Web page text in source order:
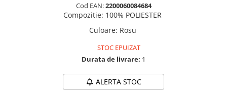
Cod EAN:2200060084684
Compozitie: 100% POLIESTER
Culoare: Rosu
STOC EPUIZAT
Durata de livrare: 1
ALERTA STOC